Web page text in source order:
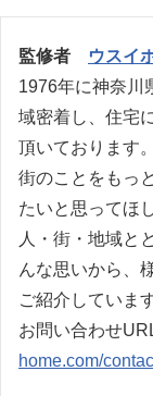
監修者 ウスイ
1976年に神奈川
域密着し、住宅
頂いております。
街のことをもっ
たいと思ってほ
人・街・地域と
んな思いから、
ご紹介しています
お問い合わせ
home.com/